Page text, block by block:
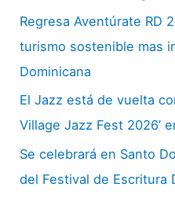
Regresa Aventúrate RD
turismo sostenible mas
Dominicana
El Jazz está de vuelta
Village Jazz Fest 2026’
Se celebrará en Santo
del Festival de Escritura